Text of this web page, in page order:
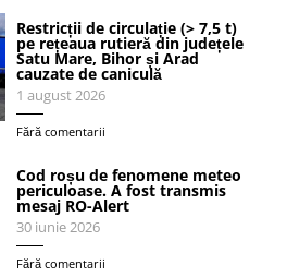
Restricții de circulație (> 7,5 t)
pe rețeaua rutieră din județele
Satu Mare, Bihor și Arad
cauzate de caniculă
1 august 2026
Fără comentarii
Cod roșu de fenomene meteo
periculoase. A fost transmis
mesaj RO-Alert
30 iunie 2026
Fără comentarii